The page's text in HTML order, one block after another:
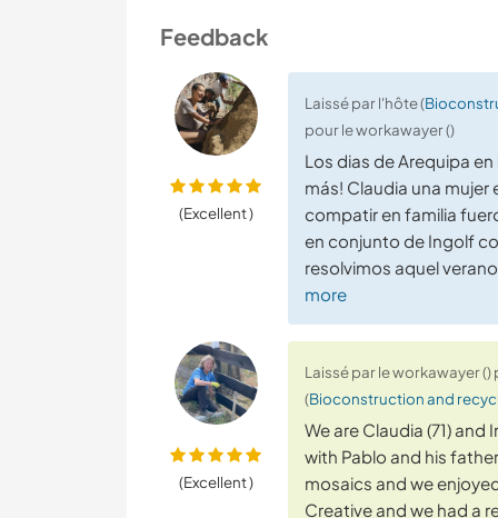
Feedback
Laissé par l'hôte (
pour le workawayer ()
Los dias de Arequipa
más! Claudia una
compatir en familia
en conjunto de Ingolf
resolvimos aquel
more
(Excellent )
Laissé par le workawayer
(Bioconstruction and
We are Claudia (71)
with Pablo and his
mosaics and we
Creative and we had a
(Excellent )